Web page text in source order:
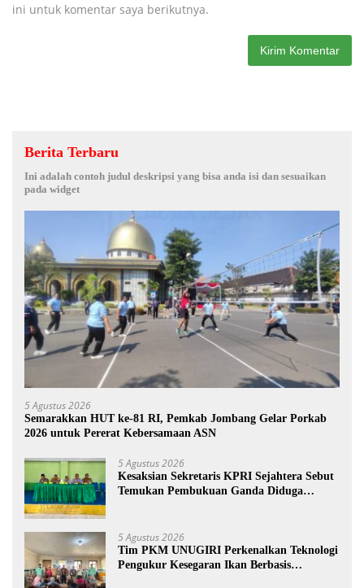
ini untuk komentar saya berikutnya.
Berita Terbaru
Ini adalah contoh judul deskripsi yang bisa anda isi dan sesuaikan
pada widget
5 Agustus 2026
Semarakkan HUT ke-81 RI, Pemkab Jombang Gelar Porkab
2026 untuk Pererat Kebersamaan ASN
5 Agustus 2026
Kesaksian Sekretaris KPRI Sejahtera Sebut
Temukan Pembukuan Ganda Diduga
5 Agustus 2026
Tim PKM UNUGIRI Perkenalkan Teknologi
Pengukur Kesegaran Ikan Berbasis